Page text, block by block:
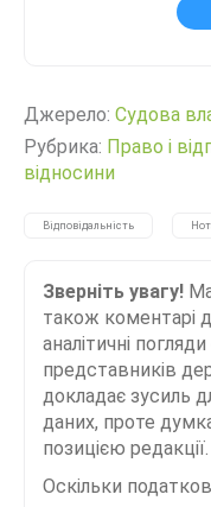
Джерело: Судова
Рубрика: Право і
відносини
Відповідальність
Зверніть увагу!
також коментарі
аналітичні
представників
докладає зусиль
даних, проте
позицією редакції.
Оскільки